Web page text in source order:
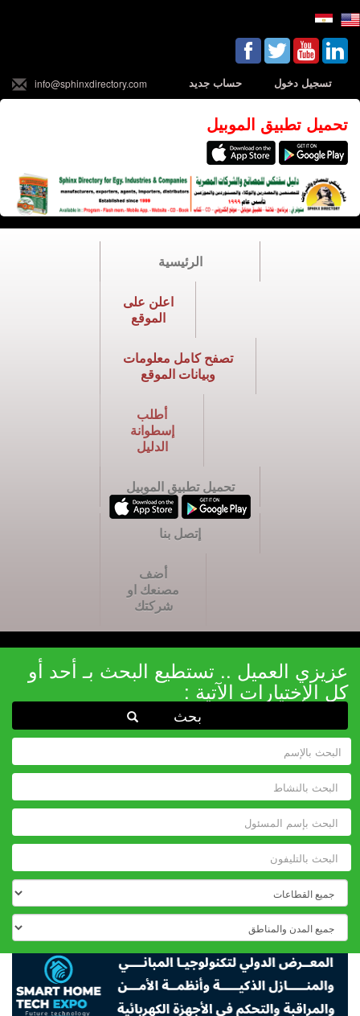
تسجيل دخول حساب جديد info@sphinxdirectory.com
تحميل تطبيق الموبيل
الرئيسية
اعلن على
الموقع
تصفح كامل معلومات
وبيانات الموقع
أطلب
إسطوانة
الدليل
تحميل تطبيق الموبيل
إتصل بنا
أضف
مصنعك او
شركتك
عزيزي العميل .. تستطيع البحث بـ أحد أو
كل الإختيارات الآتية :